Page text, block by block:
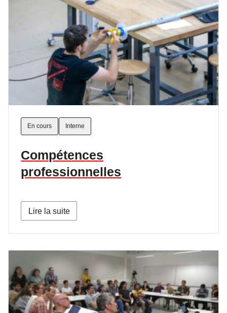
En cours Interne
Compétences
professionnelles
Lire la suite